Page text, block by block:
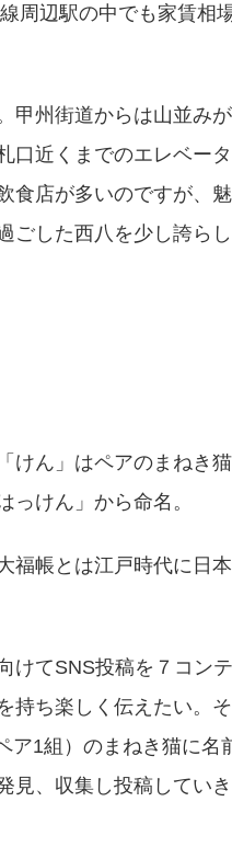
周辺駅の中でも家賃相
甲州街道からは山並み
口近くまでのエレベー
食店が多いのですが、
ごした西八を少し誇ら
けん」はペアのまねき
っけん」から命名。
福帳とは江戸時代に日
けてSNS投稿を７コン
持ち楽しく伝えたい。
ア1組）のまねき猫に名
、収集し投稿していき